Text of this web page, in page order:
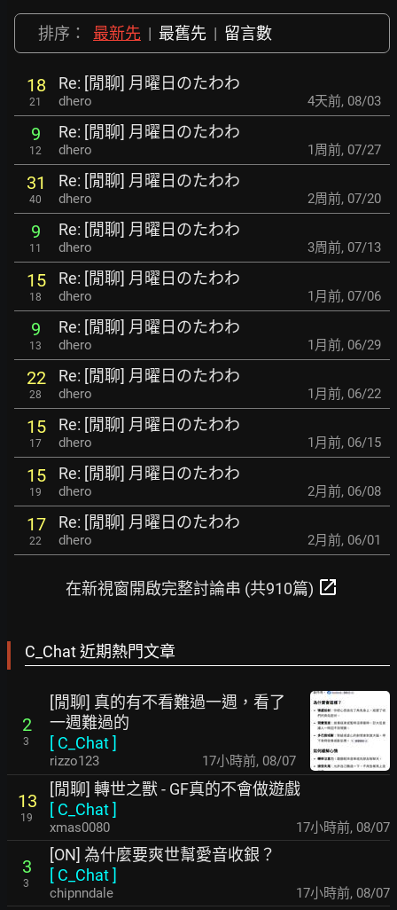
排序： 最新先 | 最舊先 | 留言數
18
21
Re: [閒聊] 月曜日のたわわ
dhero 4天前, 08/03
9
12
Re: [閒聊] 月曜日のたわわ
dhero 1周前, 07/27
31
40
Re: [閒聊] 月曜日のたわわ
dhero 2周前, 07/20
9
11
Re: [閒聊] 月曜日のたわわ
dhero 3周前, 07/13
15
18
Re: [閒聊] 月曜日のたわわ
dhero 1月前, 07/06
9
13
Re: [閒聊] 月曜日のたわわ
dhero 1月前, 06/29
22
28
Re: [閒聊] 月曜日のたわわ
dhero 1月前, 06/22
15
17
Re: [閒聊] 月曜日のたわわ
dhero 1月前, 06/15
15
19
Re: [閒聊] 月曜日のたわわ
dhero 2月前, 06/08
17
22
Re: [閒聊] 月曜日のたわわ
dhero 2月前, 06/01
在新視窗開啟完整討論串 (共910篇) open_in_new
C_Chat 近期熱門文章
2
3
[閒聊] 真的有不看難過一週，看了
一週難過的
[ C_Chat]
rizzo123 17小時前, 08/07
13
19
[閒聊] 轉世之獸 - GF真的不會做遊戲
[ C_Chat]
xmas0080 17小時前, 08/07
3
3
[ON] 為什麼要爽世幫愛音收銀？
[ C_Chat]
chipnndale 17小時前, 08/07